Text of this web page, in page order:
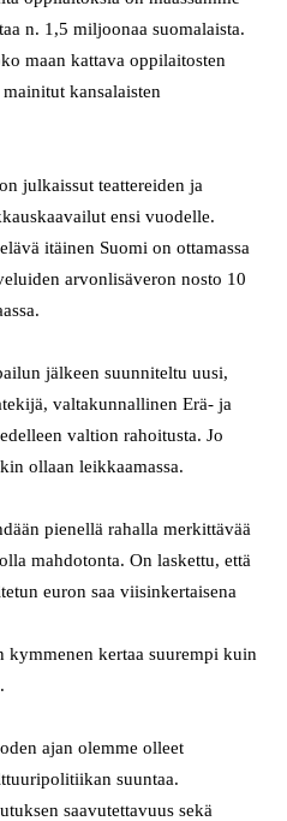
n. 1,5 miljoonaa suomalaista.
maan kattava oppilaitosten
kansalaisten
julkaissut teattereiden ja
ensi vuodelle.
itäinen Suomi on ottamassa
arvonlisäveron nosto 10
jälkeen suunniteltu uusi,
valtakunnallinen Erä- ja
valtion rahoitusta. Jo
ollaan leikkaamassa.
pienellä rahalla merkittävää
mahdotonta. On laskettu, että
euron saa viisinkertaisena
kertaa suurempi kuin
ajan olemme olleet
suuntaa.
saavutettavuus sekä